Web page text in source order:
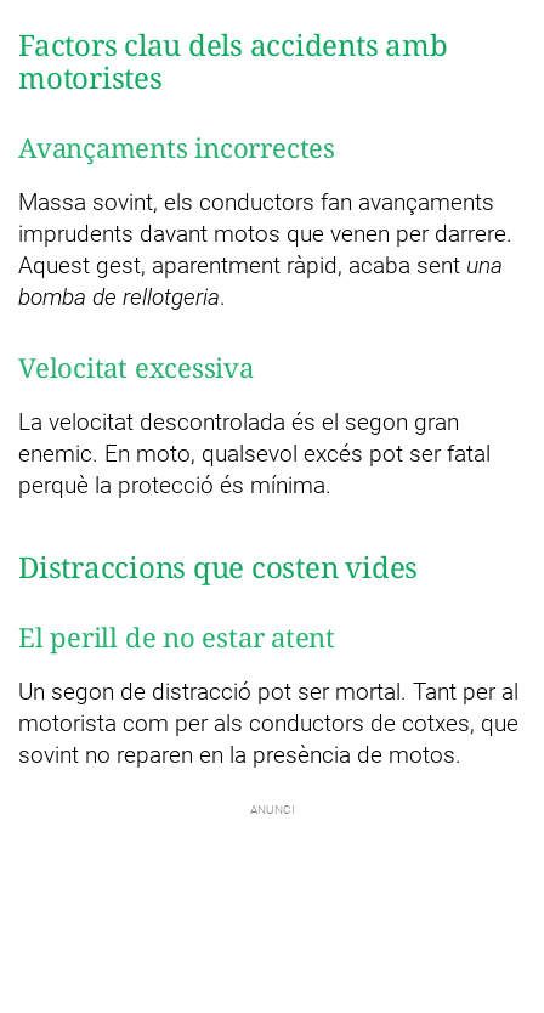
Factors clau dels accidents amb
motoristes
Avançaments incorrectes
Massa sovint, els conductors fan avançaments
imprudents davant motos que venen per darrere.
Aquest gest, aparentment ràpid, acaba sent una
bomba de rellotgeria.
Velocitat excessiva
La velocitat descontrolada és el segon gran
enemic. En moto, qualsevol excés pot ser fatal
perquè la protecció és mínima.
Distraccions que costen vides
El perill de no estar atent
Un segon de distracció pot ser mortal. Tant per al
motorista com per als conductors de cotxes, que
sovint no reparen en la presència de motos.